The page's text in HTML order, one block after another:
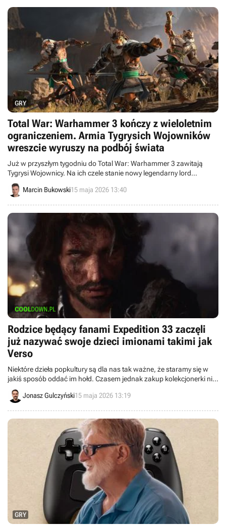
GRY
Total War: Warhammer 3 kończy z wieloletnim
ograniczeniem. Armia Tygrysich Wojowników
wreszcie wyruszy na podbój świata
Już w przyszłym tygodniu do Total War: Warhammer 3 zawitają
Tygrysi Wojownicy. Na ich czele stanie nowy legendarny lord
Bashiva.
Marcin Bukowski15 maja 2026 13:40
Rodzice będący fanami Expedition 33 zaczęli
już nazywać swoje dzieci imionami takimi jak
Verso
Niektóre dzieła popkultury są dla nas tak ważne, że staramy się w
jakiś sposób oddać im hołd. Czasem jednak zakup kolekcjonerki nie
wystarcza i ludzie wolą posunąć się do nieco bardziej radykalnych
czynów.Jonasz Gulczyński15 maja 2026 13:19
GRY